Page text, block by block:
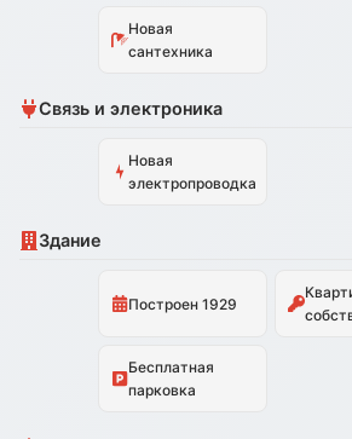
Новая
сантехника
Связь и электроника
Новая
электропроводка
Здание
Построен 1929
Бесплатная
парковка